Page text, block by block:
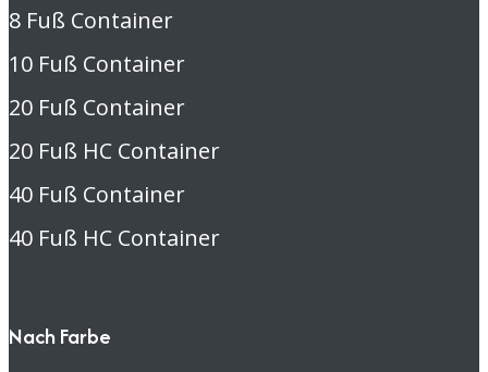
8 Fuß Container
10 Fuß Container
20 Fuß Container
20 Fuß HC Container
40 Fuß Container
40 Fuß HC Container
Nach Farbe